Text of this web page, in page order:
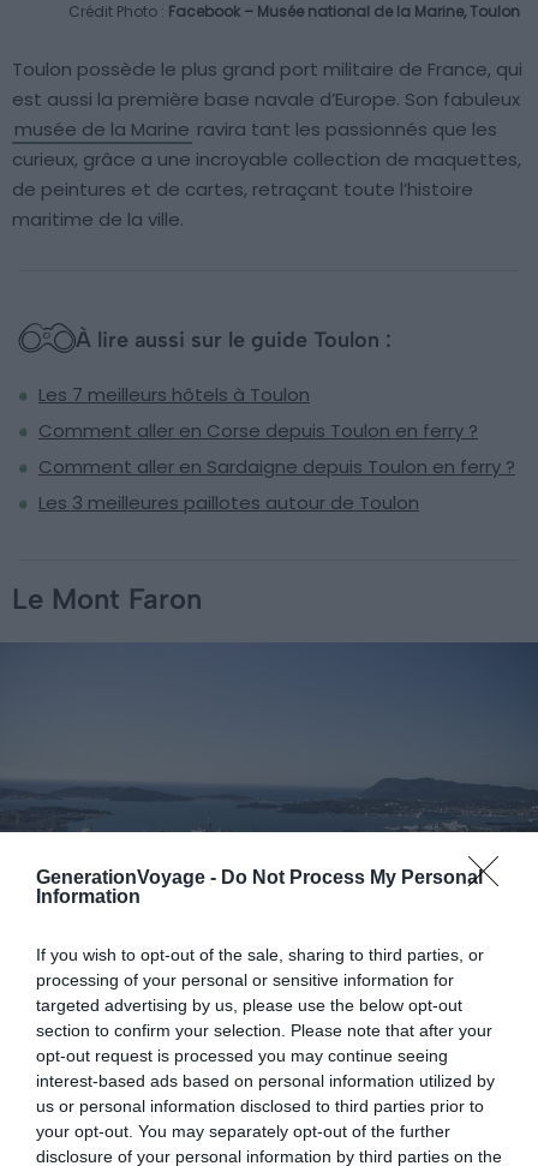
GenerationVoyage - Do Not Process My Personal
Information
If you wish to opt-out of the sale, sharing to third parties, or
processing of your personal or sensitive information for
targeted advertising by us, please use the below opt-out
section to confirm your selection. Please note that after your
opt-out request is processed you may continue seeing
interest-based ads based on personal information utilized by
us or personal information disclosed to third parties prior to
your opt-out. You may separately opt-out of the further
disclosure of your personal information by third parties on the
Crédit Photo : Facebook – Musée national de la Marine, Toulon
Toulon possède le plus grand port militaire de France, qui
est aussi la première base navale d’Europe. Son fabuleux
musée de la Marine ravira tant les passionnés que les
curieux, grâce a une incroyable collection de maquettes,
de peintures et de cartes, retraçant toute l’histoire
maritime de la ville.
À lire aussi sur le guide Toulon :
Les 7 meilleurs hôtels à Toulon
Comment aller en Corse depuis Toulon en ferry ?
Comment aller en Sardaigne depuis Toulon en ferry ?
Les 3 meilleures paillotes autour de Toulon
Le Mont Faron
Crédit Photo :Flickr – Jason
Si vous allez visiter Toulon, c’est LA montagne des
Toulonnais. LeMont Faronest un incontournable si vous
cherchez que faire à Toulon. Si vous aimez la nature et